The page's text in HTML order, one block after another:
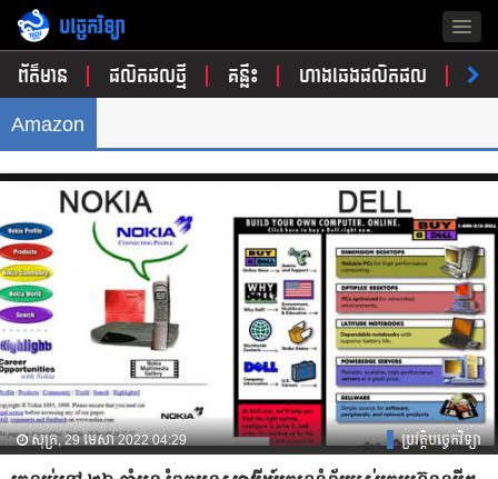
បច្ចេកវិទ្យា
ព័ត៌មាន ផលិតផលថ្មី គន្លឹះ ហាងឆេងផលិតផល ចំណ
Amazon
សុក្រ, 29 មេសា 2022 04:29 ប្រវត្តិបច្ចេកវិទ្យា